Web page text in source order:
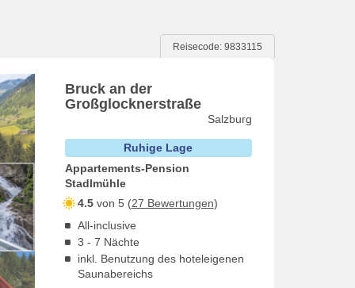
Reisecode: 9833115
Bruck an der
Großglocknerstraße
Salzburg
Ruhige Lage
Appartements-Pension
Stadlmühle
4.5von 5 (27 Bewertungen)
All-inclusive
3 - 7 Nächte
inkl. Benutzung des hoteleigenen
Saunabereichs